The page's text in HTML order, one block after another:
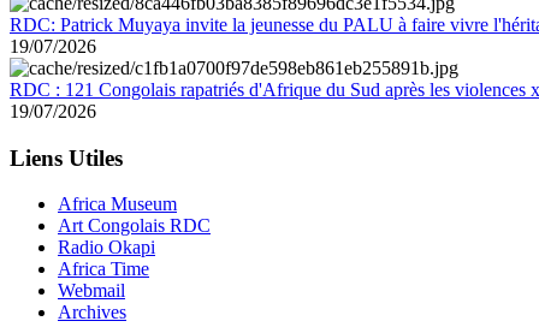
RDC: Patrick Muyaya invite la jeunesse du PALU à faire vivre
19/07/2026
RDC : 121 Congolais rapatriés d'Afrique du Sud après les violences
19/07/2026
Liens Utiles
Africa Museum
Art Congolais RDC
Radio Okapi
Africa Time
Webmail
Archives